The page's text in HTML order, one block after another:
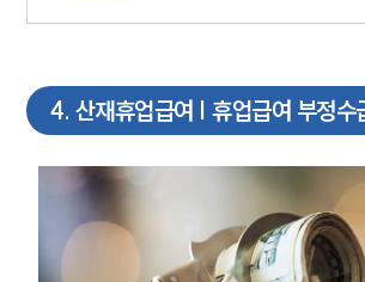
4. 산재휴업급여 | 휴업급여 부정수